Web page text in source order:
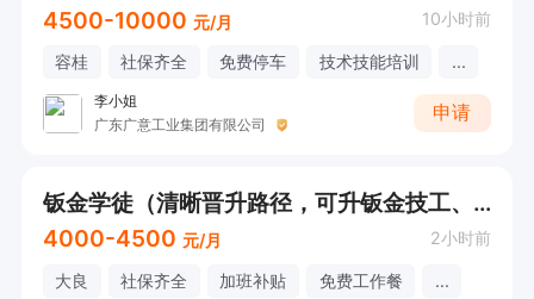
4500-10000 元/月 10小时前
容桂 社保齐全 免费停车 技术技能培训 ...
李小姐
广东广意工业集团有限公司
申请
钣金学徒（清晰晋升路径，可升钣金技工、师傅）
4000-4500 元/月 2小时前
大良 社保齐全 加班补贴 免费工作餐 ...